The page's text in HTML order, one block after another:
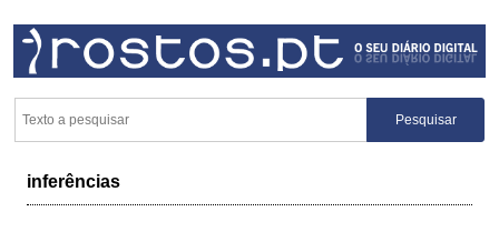
inferências